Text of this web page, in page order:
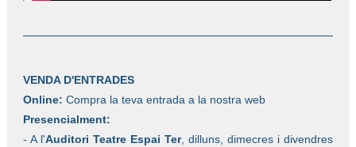
VENDA D'ENTRADES
Online: Compra la teva entrada a la nostra web
Presencialment:
- A l'Auditori Teatre Espai Ter, dilluns, dimecres i divendres